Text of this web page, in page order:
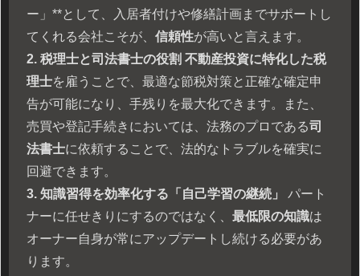
ー」**として、入居者付けや修繕計画までサポートし
てくれる会社こそが、 信頼性が高いと言えます。
2. 税理士と司法書士の役割 不動産投資に特化した税
理士を雇うことで、最適な節税対策と正確な確定申
告が可能になり、手残りを最大化できます。また、
売買や登記手続きにおいては、法務のプロである司
法書士に依頼することで、法的なトラブルを確実に
回避できます。
3. 知識習得を効率化する「自己学習の継続」
パート
ナーに任せきりにするのではなく、 最低限の知識は
オーナー自身が常にアップデートし続ける必要があ
ります。